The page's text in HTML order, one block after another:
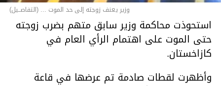
وزير يعنف زوجته إلى حد الموت ... (التفاصــيل)
استحوذت محاكمة وزير سابق متهم بضرب زوجته
حتى الموت على اهتمام الرأي العام في
كازاخستان.
وأظهرت لقطات صادمة تم عرضها في قاعة